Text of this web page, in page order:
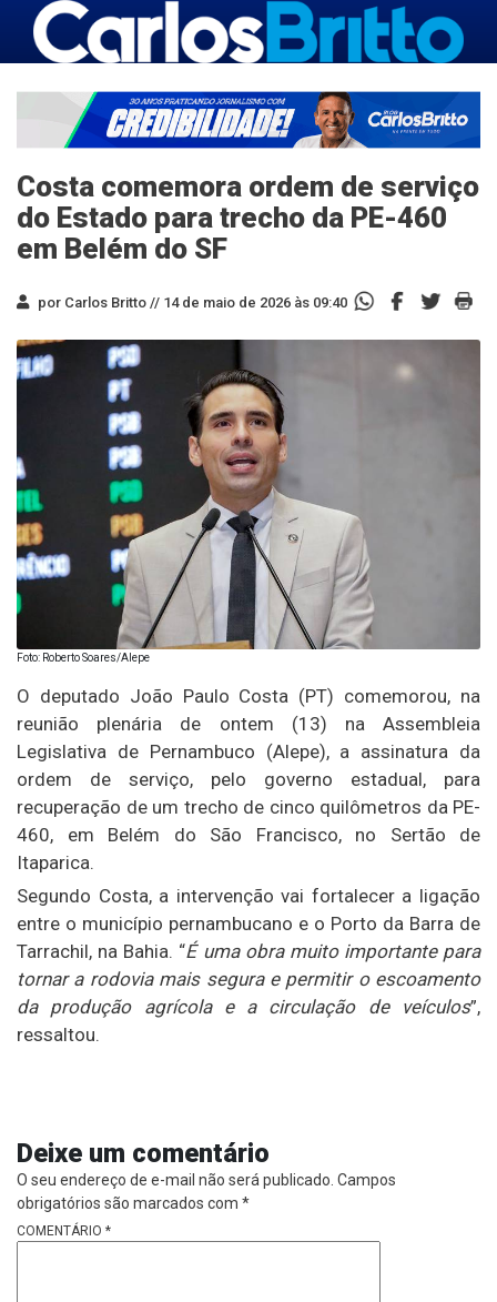
Costa comemora ordem de serviço
do Estado para trecho da PE-460
em Belém do SF
por Carlos Britto // 14 de maio de 2026 às 09:40
Foto: Roberto Soares/Alepe
O deputado João Paulo Costa (PT) comemorou, na
reunião plenária de ontem (13) na Assembleia
Legislativa de Pernambuco (Alepe), a assinatura da
ordem de serviço, pelo governo estadual, para
recuperação de um trecho de cinco quilômetros da PE-
460, em Belém do São Francisco, no Sertão de
Itaparica.
Segundo Costa, a intervenção vai fortalecer a ligação
entre o município pernambucano e o Porto da Barra de
Tarrachil, na Bahia. “É uma obra muito importante para
tornar a rodovia mais segura e permitir o escoamento
da produção agrícola e a circulação de veículos”,
ressaltou.
Deixe um comentário
O seu endereço de e-mail não será publicado. Campos
obrigatórios são marcados com *
COMENTÁRIO *